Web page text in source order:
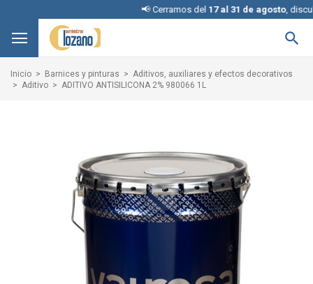
📢 Cerramos del17 al 31 de agosto,

Inicio Barnices y pinturas
Aditivos, auxiliares y efectos decorativos
Aditivo
ADITIVO ANTISILICONA 2% 980066 1L